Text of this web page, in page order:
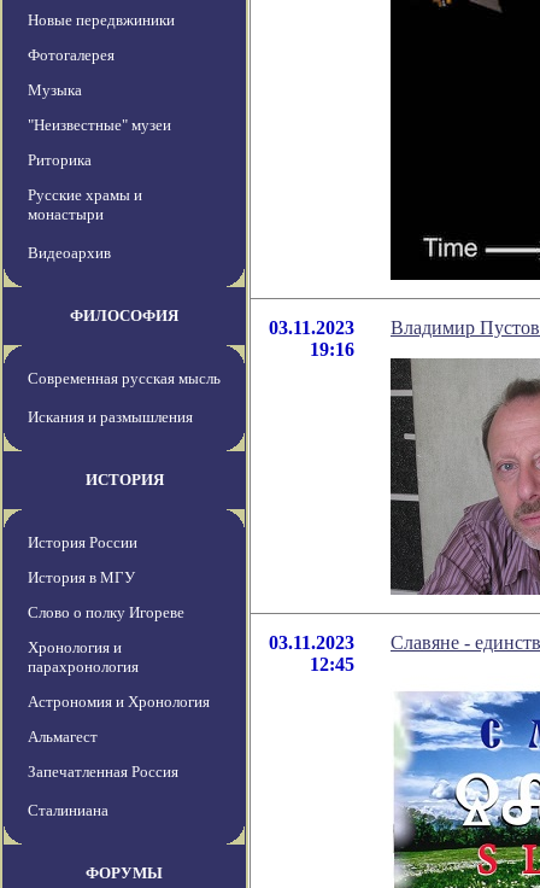
Новые передвжиники
Фотогалерея
Музыка
"Неизвестные" музеи
Риторика
Русские храмы и
монастыри
Видеоархив
ФИЛОСОФИЯ
Современная русская мысль
Искания и размышления
ИСТОРИЯ
История России
История в МГУ
Слово о полку Игореве
Хронология и
парахронология
Астрономия и Хронология
Альмагест
Запечатленная Россия
Сталиниана
ФОРУМЫ
03.11.2023
19:16
Владимир
03.11.2023
12:45
Славяне -